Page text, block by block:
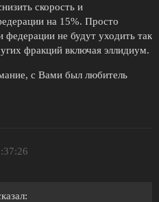
скорость и
на 15%. Просто
не будут уходить так
фракций включая эллидиум.
с Вами был любитель